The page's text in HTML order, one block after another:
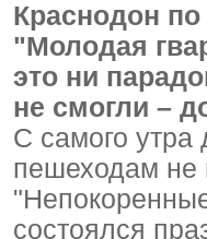
Краснодон
"Молодая
это ни
не смогли –
С самого утра
пешеходам не
состоялся